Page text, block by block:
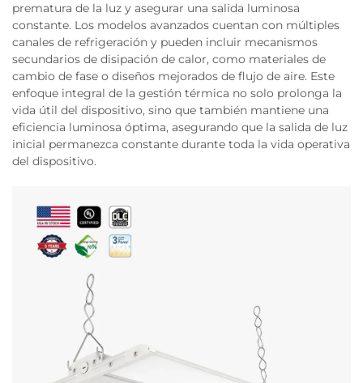
prematura de la luz y asegurar una salida luminosa
constante. Los modelos avanzados cuentan con múltiples
canales de refrigeración y pueden incluir mecanismos
secundarios de disipación de calor, como materiales de
cambio de fase o diseños mejorados de flujo de aire. Este
enfoque integral de la gestión térmica no solo prolonga la
vida útil del dispositivo, sino que también mantiene una
eficiencia luminosa óptima, asegurando que la salida de luz
inicial permanezca constante durante toda la vida operativa
del dispositivo.